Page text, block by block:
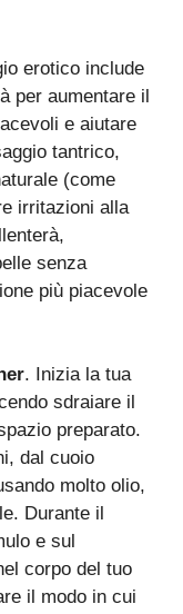
erotico include
per aumentare il
e aiutare
tantrico,
(come
irritazioni alla
senza
più piacevole
. Inizia la tua
sdraiare il
preparato.
dal cuoio
molto olio,
Durante il
e sul
corpo del tuo
il modo in cui